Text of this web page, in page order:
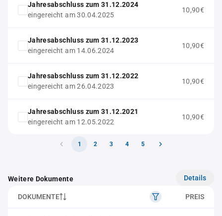
Jahresabschluss zum 31.12.2024
eingereicht am 30.04.2025
10,90€
Jahresabschluss zum 31.12.2023
eingereicht am 14.06.2024
10,90€
Jahresabschluss zum 31.12.2022
eingereicht am 26.04.2023
10,90€
Jahresabschluss zum 31.12.2021
eingereicht am 12.05.2022
10,90€
1 2 3 4 5
Weitere Dokumente Details
DOKUMENTE PREIS